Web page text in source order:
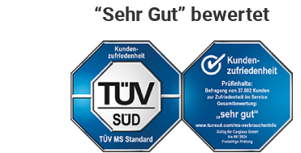
“Sehr Gut” bewertet